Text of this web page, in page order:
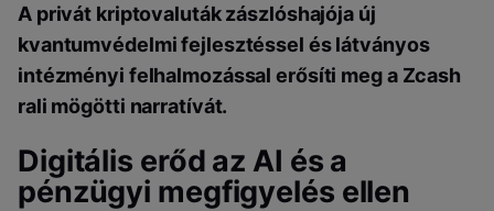
A privát kriptovaluták zászlóshajója új
kvantumvédelmi fejlesztéssel és látványos
intézményi felhalmozással erősíti meg a Zcash
rali mögötti narratívát.
Digitális erőd az AI és a
pénzügyi megfigyelés ellen